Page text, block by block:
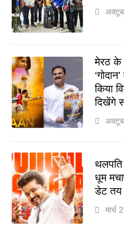
मेरठ के
किया
दिखेंगे
धूम
डेट तय
मार्च